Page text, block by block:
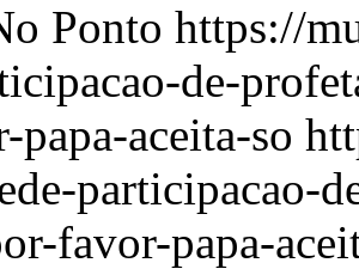
Ponto https://
de-
papa-aceita-so
participacao-
favor-papa-